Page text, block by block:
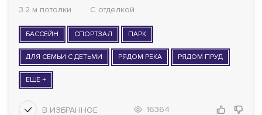
ГОТОВНОСТЬ ДОМА
Все варианты
ФОНД
Все варианты
3.2 м потолки
С отделкой
БАССЕЙН СПОРТЗАЛ ПАРК
ДЛЯ СЕМЬИ С ДЕТЬМИ РЯДОМ РЕКА РЯДОМ ПРУД
ЕЩЕ +
16364